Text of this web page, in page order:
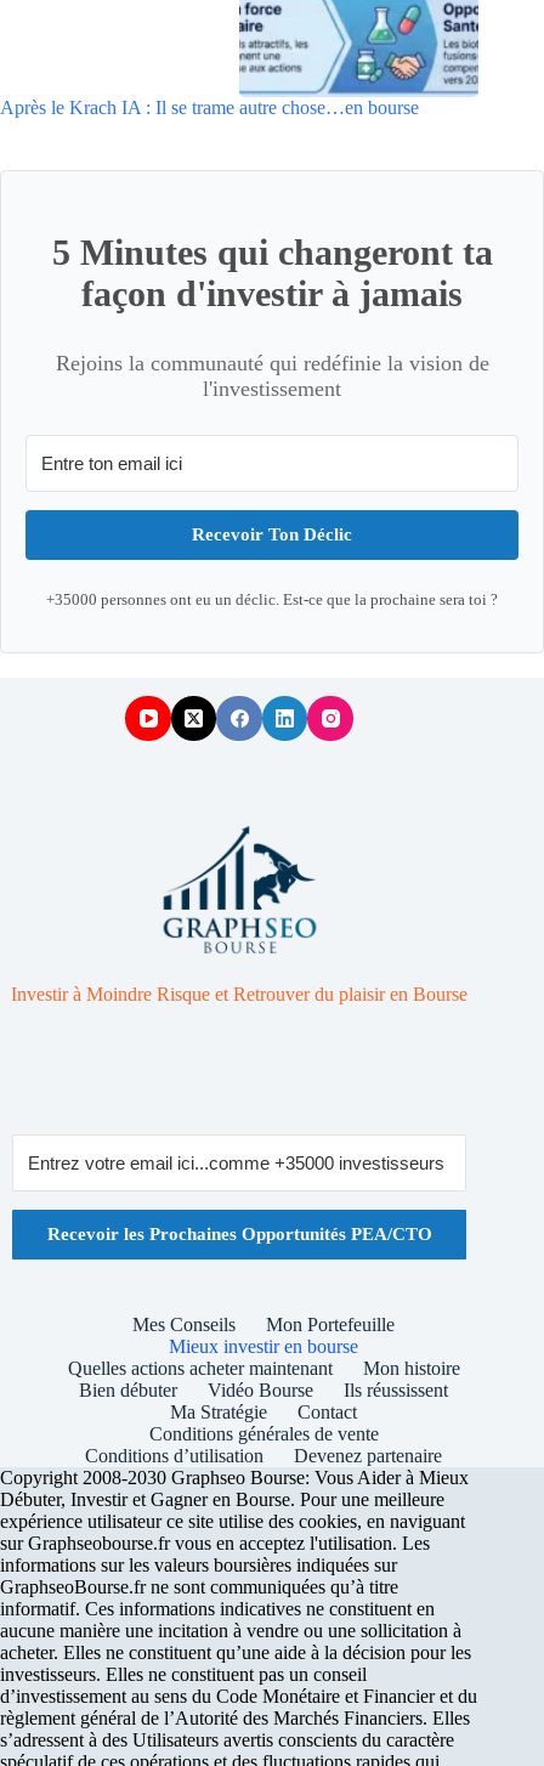
Après le Krach IA : Il se trame autre chose…en bourse
5 Minutes qui changeront ta
façon d'investir à jamais
Rejoins la communauté qui redéfinie la vision de
l'investissement
Recevoir Ton Déclic
+35000 personnes ont eu un déclic. Est-ce que la prochaine sera toi ?
Investir à Moindre Risque et Retrouver du plaisir en Bourse
Recevoir les Prochaines Opportunités PEA/CTO
Mes Conseils
Mon Portefeuille
Mieux investir en bourse
Quelles actions acheter maintenant
Mon histoire
Bien débuter
Vidéo Bourse
Ils réussissent
Ma Stratégie
Contact
Conditions générales de vente
Conditions d’utilisation
Devenez partenaire
Copyright 2008-2030 Graphseo Bourse: Vous Aider à Mieux
Débuter, Investir et Gagner en Bourse. Pour une meilleure
expérience utilisateur ce site utilise des cookies, en naviguant
sur Graphseobourse.fr vous en acceptez l'utilisation. Les
informations sur les valeurs boursières indiquées sur
GraphseoBourse.fr ne sont communiquées qu’à titre
informatif. Ces informations indicatives ne constituent en
aucune manière une incitation à vendre ou une sollicitation à
acheter. Elles ne constituent qu’une aide à la décision pour les
investisseurs. Elles ne constituent pas un conseil
d’investissement au sens du Code Monétaire et Financier et du
règlement général de l’Autorité des Marchés Financiers. Elles
s’adressent à des Utilisateurs avertis conscients du caractère
spéculatif de ces opérations et des fluctuations rapides qui